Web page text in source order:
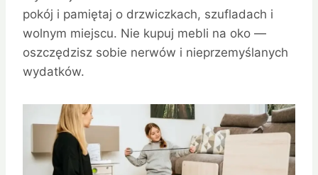
pokój i pamiętaj o drzwiczkach, szufladach i
wolnym miejscu. Nie kupuj mebli na oko —
oszczędzisz sobie nerwów i nieprzemyślanych
wydatków.